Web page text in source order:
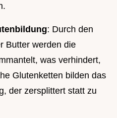
: Durch den
Butter werden die
was verhindert,
Glutenketten bilden das
der zersplittert statt zu